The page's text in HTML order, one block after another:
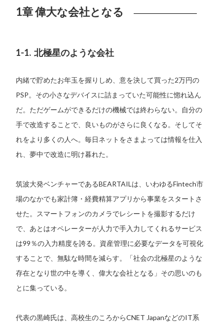
1章 偉大な会社となる
1-1. 北極星のような会社
内緒で貯めたお年玉を握りしめ、意を決して買った2万円の
PSP。その小さなデバイスに詰まっていた可能性に惚れ込ん
だ。ただゲームができるだけの機械では終わらない。自分の
手で改造することで、良いものがさらに良くなる。そしてそ
れをより多くの人へ。毎日ネットをさまよっては情報を仕入
れ、夢中で改造に明け暮れた。
筑波大発ベンチャーであるBEARTAILは、いわゆるFintech市
場のなかでも家計簿・経費精算アプリから事業をスタートさ
せた。スマートフォンのカメラでレシートを撮影するだけ
で、あとはオペレーターが人力で手入力してくれるサービス
は99％の入力精度を誇る。資産管理に必要なデータを可視化
することで、無駄な時間を減らす。「社会の北極星のような
存在となり世の中を導く、偉大な会社となる」その思いのも
とに集っている。
代表の黒崎氏は、高校生のころからCNET JapanなどのIT系